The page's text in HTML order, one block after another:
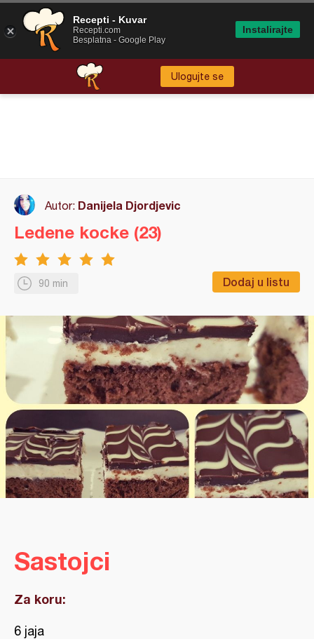
Ulogujte se
Autor: Danijela Djordjevic
90 min Dodaj u listu
Ledene kocke (23)
Sastojci
Za koru:
6 jaja
Recepti - Kuvar
Recepti.com
Besplatna - Google Play
Instalirajte